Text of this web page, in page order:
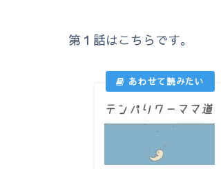
第１話はこちらです。